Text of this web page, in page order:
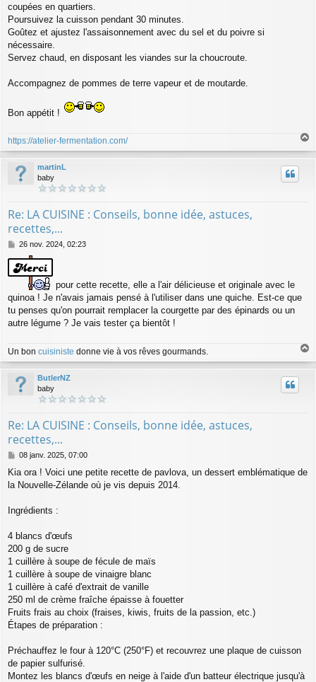
coupées en quartiers.
Poursuivez la cuisson pendant 30 minutes.
Goûtez et ajustez l'assaisonnement avec du sel et du poivre si
nécessaire.
Servez chaud, en disposant les viandes sur la choucroute.
Accompagnez de pommes de terre vapeur et de moutarde.
Bon appétit !
https://atelier-fermentation.com/
a
u
martinL
baby
Re: LA CUISINE : Conseils, bonne idée, astuces,
recettes,...
M
s
s
g
e
26 nov. 2024, 02:23
pour cette recette, elle a l'air délicieuse et originale avec le
quinoa ! Je n'avais jamais pensé à l'utiliser dans une quiche. Est-ce que
tu penses qu'on pourrait remplacer la courgette par des épinards ou un
autre légume ? Je vais tester ça bientôt !
Un bon cuisiniste donne vie à vos rêves gourmands.
u
ButlerNZ
baby
Re: LA CUISINE : Conseils, bonne idée, astuces,
recettes,...
M
s
s
g
e
08 janv. 2025, 07:00
Kia ora ! Voici une petite recette de pavlova, un dessert emblématique de
la Nouvelle-Zélande où je vis depuis 2014.
Ingrédients :
4 blancs d'œufs
200 g de sucre
1 cuillère à soupe de fécule de maïs
1 cuillère à soupe de vinaigre blanc
1 cuillère à café d'extrait de vanille
250 ml de crème fraîche épaisse à fouetter
Fruits frais au choix (fraises, kiwis, fruits de la passion, etc.)
Étapes de préparation :
Préchauffez le four à 120°C (250°F) et recouvrez une plaque de cuisson
de papier sulfurisé.
Montez les blancs d'œufs en neige à l'aide d'un batteur électrique jusqu'à